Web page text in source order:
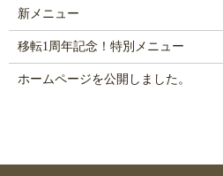
新メニュー
移転1周年記念！特別メニュー
ホームページを公開しました。